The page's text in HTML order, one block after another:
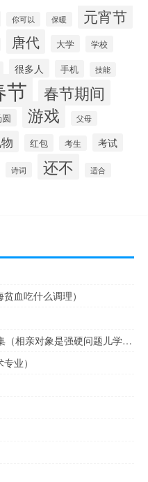
你可以 保暖 元宵节
唐代 大学 学校
很多人 手机 技能
节 春节期间
游戏 父母
红包 考生 考试
诗词 还不 适合
血吃什么调理）
相亲对象是强硬问题儿学生第11集（相亲对象是强硬问题儿学生无删减版）
业）